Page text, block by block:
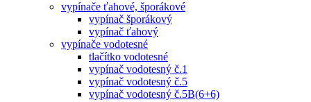
vypínače ťahové, šporákové
vypínač šporákový
vypínač ťahový
vypínače vodotesné
tlačítko vodotesné
vypínač vodotesný č.1
vypínač vodotesný č.5
vypínač vodotesný č.5B(6+6)